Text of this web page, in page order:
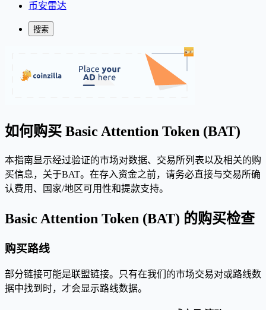
币安雷达
搜索
如何购买 Basic Attention Token (BAT)
本指南显示经过验证的市场对数据、交易所列表以及相关的购
买信息，关于BAT。在存入资金之前，请务必直接与交易所确
认费用、国家/地区可用性和提款支持。
Basic Attention Token (BAT) 的购买检查
购买路线
部分链接可能是联盟链接。只有在我们的市场交易对或路线数
据中找到时，才会显示路线数据。